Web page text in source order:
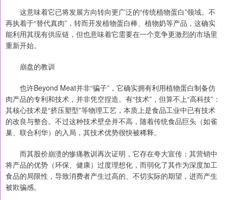
这意味着它已将发展方向转向更广泛的“传统植物蛋白”领域。不
再执着于“替代真肉”，转而开发植物蛋白棒、植物奶等产品，这确实
能利用其现有供应链，但也意味着它需要在一个竞争更激烈的市场里
重新开始。
崩盘的教训
也许Beyond Meat并非“骗子”，它确实拥有利用植物蛋白制备仿
肉产品的专利和技术，并非凭空捏造。有“技术”，但算不上“高科技”：
其核心技术是“挤压塑型”等物理工艺，本质上是食品工业中已有技术
的改良与整合。不过这种技术壁垒并不高，随着传统食品巨头（如雀
巢、联合利华）的入局，其技术优势很快被稀释。
而其股价崩溃的惨痛教训再次证明，它存在夸大宣传：其营销中
将产品的优势（环保、健康）过度理想化，而弱化了其作为深度加工
食品的局限性，导致消费者产生过高的、不切实际的期望，进而产生
被欺骗感。